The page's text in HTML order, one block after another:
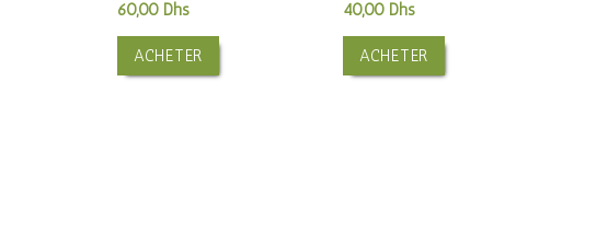
60,00 Dhs
ACHETER
40,00 Dhs
ACHETER